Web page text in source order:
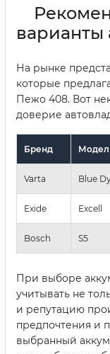
варианты
На рынке
которые
Пежо 408. Вот
доверие
Бренд
Varta Blue
Exide Excell
Bosch S5
При выборе
учитывать не
и репутацию
предпочтения и
выбранный